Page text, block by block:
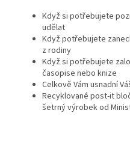
Když si potřebujete
udělat
Když potřebujete
z rodiny
Když si potřebujete
časopise nebo knize
Celkově Vám usnadní
Recyklované post-it
šetrný výrobek od